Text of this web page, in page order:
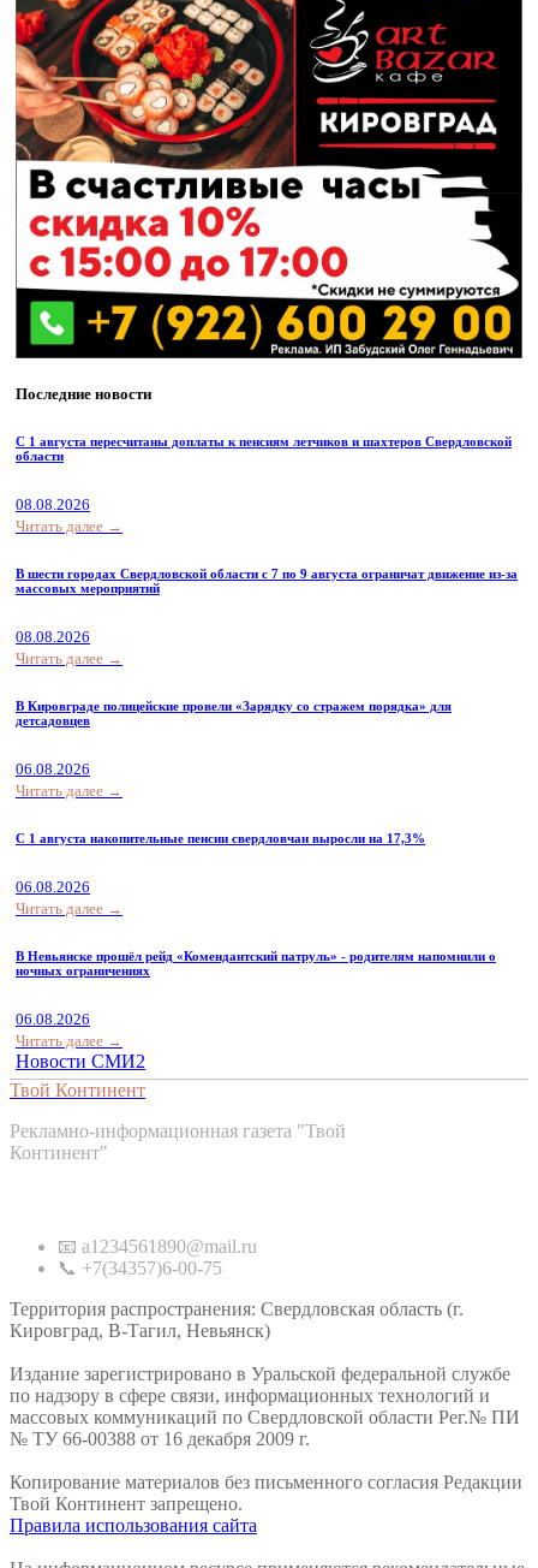
Последние новости
С 1 августа пересчитаны доплаты к пенсиям летчиков и шахтеров Свердловской
области
08.08.2026
Читать далее →
В шести городах Свердловской области с 7 по 9 августа ограничат движение из-за
массовых мероприятий
08.08.2026
Читать далее →
В Кировграде полицейские провели «Зарядку со стражем порядка» для
детсадовцев
06.08.2026
Читать далее →
С 1 августа накопительные пенсии свердловчан выросли на 17,3%
06.08.2026
Читать далее →
В Невьянске прошёл рейд «Комендантский патруль» - родителям напомнили о
ночных ограничениях
06.08.2026
Читать далее →
Новости СМИ2
Твой Континент
Рекламно-информационная газета "Твой
Континент"
📧 a1234561890@mail.ru
📞 +7(34357)6-00-75
Территория распространения: Свердловская область (г.
Кировград, В-Тагил, Невьянск)
Издание зарегистрировано в Уральской федеральной службе
по надзору в сфере связи, информационных технологий и
массовых коммуникаций по Свердловской области Рег.№ ПИ
№ ТУ 66-00388 от 16 декабря 2009 г.
Копирование материалов без письменного согласия Редакции
Твой Континент запрещено.
Правила использования сайта